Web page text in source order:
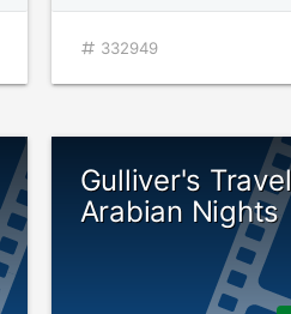
332949
Gulliver's
Arabian Nights